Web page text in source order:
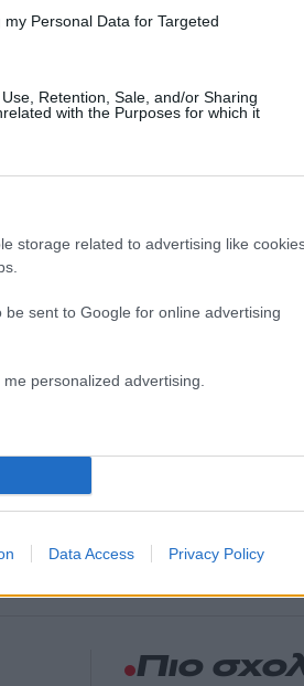
Personal Data for Targeted
Retention, Sale, and/or Sharing
with the Purposes for which it
storage related to advertising like
sent to Google for online advertising
personalized advertising.
Data Access Privacy Policy
εδώ
σχολίου
ΑΠΟΠΛΟΥ
και τα
Πιο